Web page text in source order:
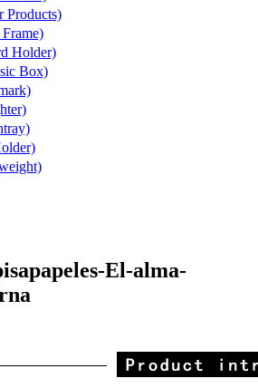
Products)
Holder)
Box)
El-alma-